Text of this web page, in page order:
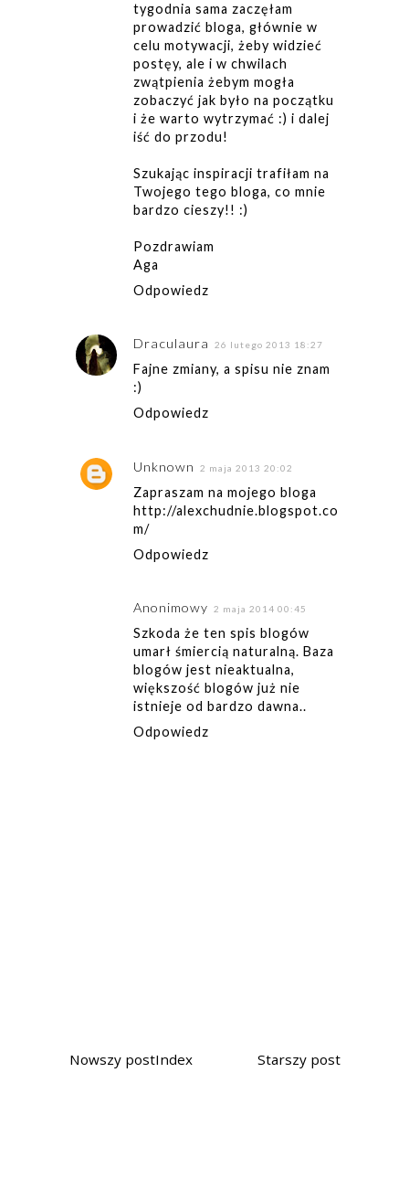
tygodnia sama zaczęłam
prowadzić bloga, głównie w
celu motywacji, żeby widzieć
postęy, ale i w chwilach
zwątpienia żebym mogła
zobaczyć jak było na początku
i że warto wytrzymać :) i dalej
iść do przodu!
Szukając inspiracji trafiłam na
Twojego tego bloga, co mnie
bardzo cieszy!! :)
Pozdrawiam
Aga
Odpowiedz
Draculaura 26 lutego 2013 18:27
Fajne zmiany, a spisu nie znam
:)
Odpowiedz
Unknown 2 maja 2013 20:02
Zapraszam na mojego bloga
http://alexchudnie.blogspot.co
m/
Odpowiedz
Anonimowy 2 maja 2014 00:45
Szkoda że ten spis blogów
umarł śmiercią naturalną. Baza
blogów jest nieaktualna,
większość blogów już nie
istnieje od bardzo dawna..
Odpowiedz
Nowszy post Starszy post
Index